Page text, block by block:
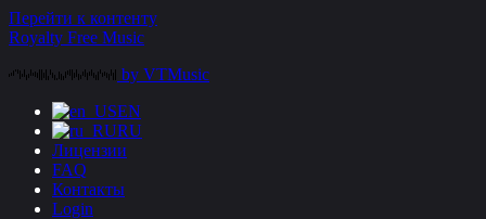
Перейти к контенту
Royalty Free Music
by VTMusic
EN
RU
Лицензии
FAQ
Контакты
Login